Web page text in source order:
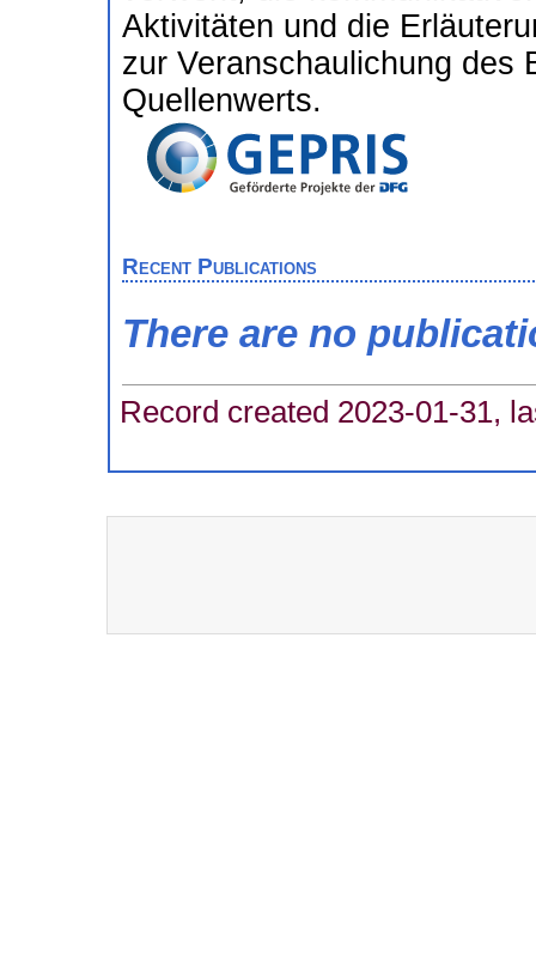
Aktivitäten und die
zur Veranschaulichung des
Quellenwerts.
Recent Publications
There are no
Record created 2023-01-31,